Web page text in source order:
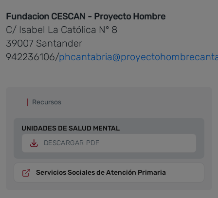
Fundacion CESCAN - Proyecto Hombre
C/ Isabel La Católica Nº 8
39007 Santander
942236106/
Recursos
UNIDADES DE SALUD MENTAL
DESCARGAR PDF
Servicios Sociales de Atención Primaria